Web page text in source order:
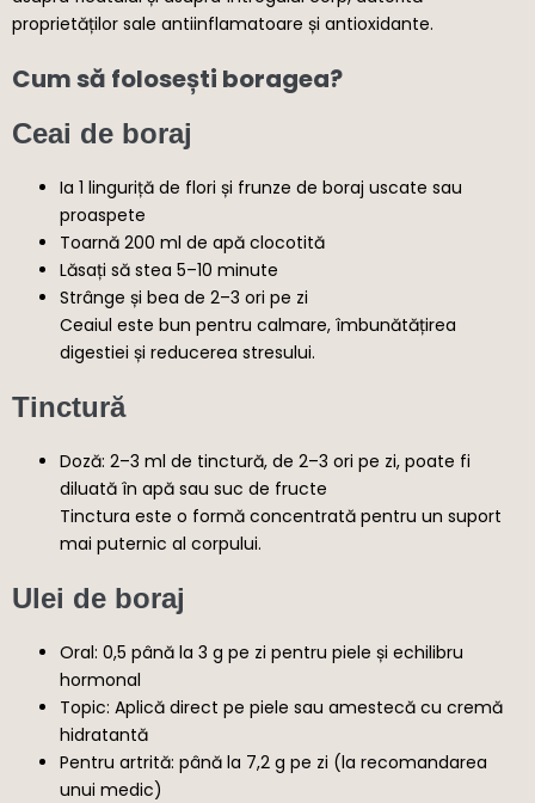
proprietăților sale antiinflamatoare și antioxidante.
Cum să folosești boragea?
Ceai de boraj
Ia 1 linguriță de flori și frunze de boraj uscate sau
proaspete
Toarnă 200 ml de apă clocotită
Lăsați să stea 5–10 minute
Strânge și bea de 2–3 ori pe zi
Ceaiul este bun pentru calmare, îmbunătățirea
digestiei și reducerea stresului.
Tinctură
Doză: 2–3 ml de tinctură, de 2–3 ori pe zi, poate fi
diluată în apă sau suc de fructe
Tinctura este o formă concentrată pentru un suport
mai puternic al corpului.
Ulei de boraj
Oral: 0,5 până la 3 g pe zi pentru piele și echilibru
hormonal
Topic: Aplică direct pe piele sau amestecă cu cremă
hidratantă
Pentru artrită: până la 7,2 g pe zi (la recomandarea
unui medic)